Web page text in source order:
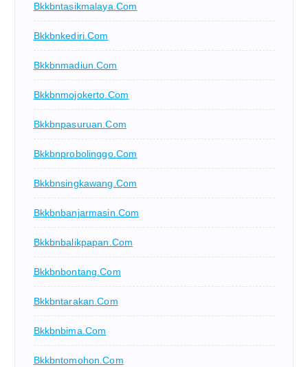
Bkkbntasikmalaya.com
Bkkbnkediri.com
Bkkbnmadiun.com
Bkkbnmojokerto.com
Bkkbnpasuruan.com
Bkkbnprobolinggo.com
Bkkbnsingkawang.com
Bkkbnbanjarmasin.com
Bkkbnbalikpapan.com
Bkkbnbontang.com
Bkkbntarakan.com
Bkkbnbima.com
Bkkbntomohon.com